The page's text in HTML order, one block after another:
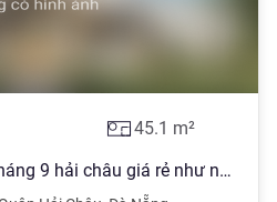
45.1 m²
Bán nhà kiệt đường 2 tháng 9 hải châu giá rẻ như nhà kiệt liên chiểu